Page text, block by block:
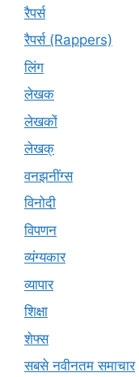
रैपर्स
रैपर्स (Rappers)
लिंग
लेखक
लेखकों
लेखक्
वनझनींग्स
विनोदी
विपणन
व्यंग्यकार
व्यापार
शिक्षा
शेफ्स
सबसे नवीनतम समाचार